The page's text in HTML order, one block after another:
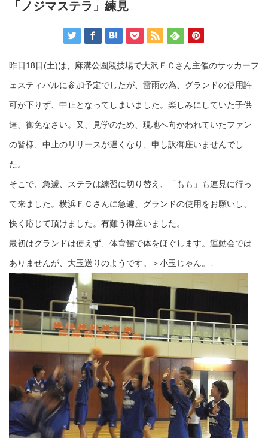
「ノジマステラ」練見
昨日18日(土)は、麻溝公園競技場で大沢ＦＣさん主催のサッカーフ
ェスティバルに参加予定でしたが、雷雨の為、グランドの使用許
可が下りず、中止となってしまいました。楽しみにしていた子供
達、御免なさい。又、見学のため、現地へ向かわれていたファン
の皆様、中止のリリースが遅くなり、申し訳御座いませんでし
た。
そこで、急遽、ステラは練習に切り替え、「もも」も連見に行っ
て来ました。横浜ＦＣさんに急遽、グランドの使用をお願いし、
快く応じて頂けました。有難う御座いました。
最初はグランドは使えず、体育館で体をほぐします。運動会では
ありませんが、大玉送りのようです。＞小玉じゃん。↓